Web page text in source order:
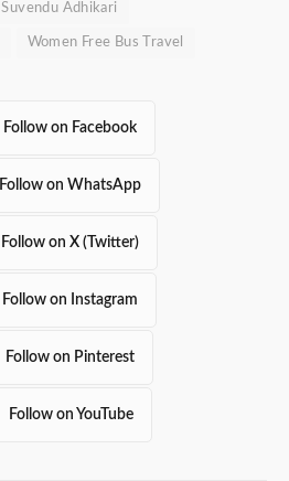
Suvendu Adhikari
Women Free Bus Travel
Follow on Facebook
Follow on WhatsApp
Follow on X (Twitter)
Follow on Instagram
Follow on Pinterest
Follow on YouTube